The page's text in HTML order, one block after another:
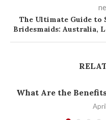
The Ultimate Guide to
Bridesmaids: Australia,
What Are the